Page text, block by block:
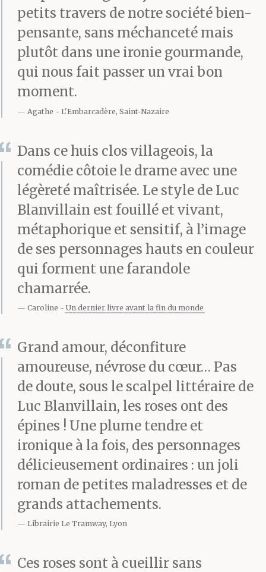
petits travers de notre société bien-
pensante, sans méchanceté mais
plutôt dans une ironie gourmande,
qui nous fait passer un vrai bon
moment.
Agathe L'Embarcadère, Saint-Nazaire
Dans ce huis clos villageois, la
comédie côtoie le drame avec une
légèreté maîtrisée. Le style de Luc
Blanvillain est fouillé et vivant,
métaphorique et sensitif, à l’image
de ses personnages hauts en couleur
qui forment une farandole
chamarrée.
Caroline Un dernier livre avant la fin du monde
Grand amour, déconfiture
amoureuse, névrose du cœur… Pas
de doute, sous le scalpel littéraire de
Luc Blanvillain, les roses ont des
épines ! Une plume tendre et
ironique à la fois, des personnages
délicieusement ordinaires : un joli
roman de petites maladresses et de
grands attachements.
Librairie Le Tramway, Lyon
Ces roses sont à cueillir sans